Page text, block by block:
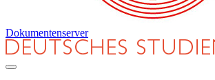
Dokumentenserver